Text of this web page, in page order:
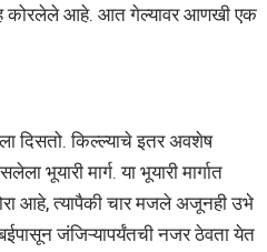
कोरलेले आहे. आत गेल्यावर आणखी एक
दिसतो. किल्ल्याचे इतर अवशेष
भूयारी मार्ग. या भूयारी मार्गात
आहे, त्यापैकी चार मजले अजूनही उभे
जंजिऱ्यापर्यंतची नजर ठेवता येत